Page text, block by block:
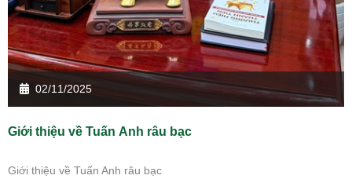
02/11/2025
Giới thiệu về Tuấn Anh râu bạc
Giới thiệu về Tuấn Anh râu bạc